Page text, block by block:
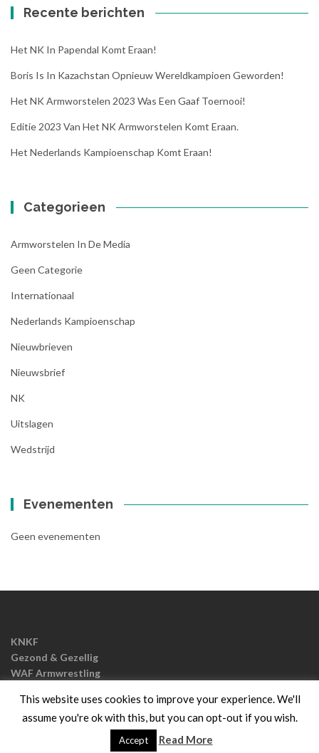
Recente berichten
Het NK In Papendal Komt Eraan!
Boris Is In Kazachstan Opnieuw Wereldkampioen Geworden!
Het NK Armworstelen 2023 Was Een Gaaf Toernooi!
Editie 2023 Van Het NK Armworstelen Komt Eraan.
Het Nederlands Kampioenschap Komt Eraan!
Categorieen
Armworstelen In De Media
Geen Categorie
Internationaal
Nederlands Kampioenschap
Nieuwbrieven
Nieuwsbrief
NK
Uitslagen
Wedstrijd
Evenementen
Geen evenementen
KNKF
Gezond & Gezellig
WAF Armwrestling
powered door WordPress
This website uses cookies to improve your experience. We'll
assume you're ok with this, but you can opt-out if you wish.
Accept Read More